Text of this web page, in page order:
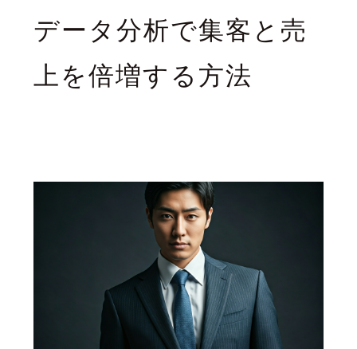
データ分析で集客と売
上を倍増する方法